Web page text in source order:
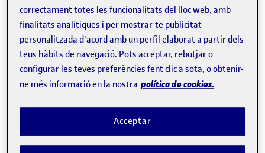
L'enregistrament de la lliçó inaugural es va fer el 4
d'octubre i hi van participar el rector de la UOC, Josep A.
Planell; el president del Patronat de la UOC, Pere Vallès, i
l'aleshores consellera de Recerca i Universitats del
Govern de Catalunya, Gemma Geis. El dia 10 d’octubre va
possessió com a conseller de Recerca i Universitats
Joaquim Nadal i Farreras.
correctament totes les funcionalitats del lloc web, amb
finalitats analítiques i per mostrar-te publicitat
personalitzada d'acord amb un perfil elaborat a partir dels
teus hàbits de navegació. Pots acceptar, rebutjar o
configurar les teves preferències fent clic a sota, o obtenir-
ne més informació en la nostra política de cookies.
Acceptar